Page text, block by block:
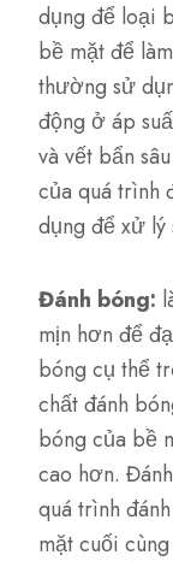
dụng để loại
bề mặt để
thường sử
động ở áp
và vết bẩn
của quá trình
dụng để xử
Đánh bóng:
mịn hơn để
bóng cụ thể
chất đánh
bóng của bề
cao hơn.
quá trình
mặt cuối